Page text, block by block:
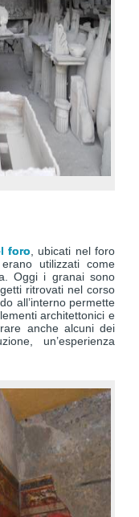
foro , ubicati nel foro
utilizzati come
Oggi i granai sono
ritrovati nel corso
all’interno permette
architettonici e
anche alcuni dei
un’esperienza